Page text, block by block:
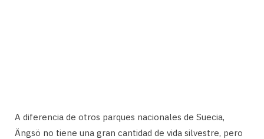
A diferencia de otros parques nacionales de Suecia,
Ängsö no tiene una gran cantidad de vida silvestre, pero